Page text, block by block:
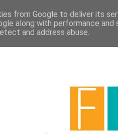
from Google to deliver its
along with performance
and address abuse.